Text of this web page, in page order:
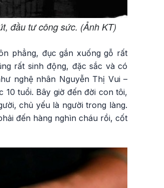
đầu tư công sức. (Ảnh KT)
phẳng, đục gắn xuống gỗ rất
rất sinh động, đặc sắc và có
nghệ nhân Nguyễn Thị Vui –
10 tuổi. Bây giờ đến đời con tôi,
chủ yếu là người trong làng.
đến hàng nghìn cháu rồi, cốt